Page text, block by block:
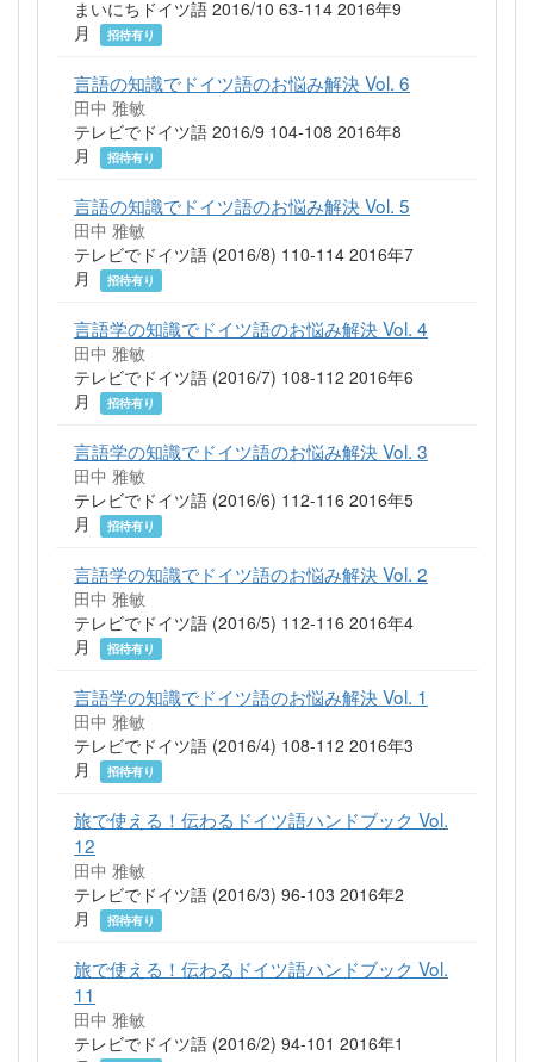
まいにちドイツ語 2016/10 63-114 2016年9
月
招待有り
言語の知識でドイツ語のお悩み解決 Vol. 6
田中 雅敏
テレビでドイツ語 2016/9 104-108 2016年8
月
招待有り
言語の知識でドイツ語のお悩み解決 Vol. 5
田中 雅敏
テレビでドイツ語 (2016/8) 110-114 2016年7
月
招待有り
言語学の知識でドイツ語のお悩み解決 Vol. 4
田中 雅敏
テレビでドイツ語 (2016/7) 108-112 2016年6
月
招待有り
言語学の知識でドイツ語のお悩み解決 Vol. 3
田中 雅敏
テレビでドイツ語 (2016/6) 112-116 2016年5
月
招待有り
言語学の知識でドイツ語のお悩み解決 Vol. 2
田中 雅敏
テレビでドイツ語 (2016/5) 112-116 2016年4
月
招待有り
言語学の知識でドイツ語のお悩み解決 Vol. 1
田中 雅敏
テレビでドイツ語 (2016/4) 108-112 2016年3
月
招待有り
旅で使える！伝わるドイツ語ハンドブック Vol.
12
田中 雅敏
テレビでドイツ語 (2016/3) 96-103 2016年2
月
招待有り
旅で使える！伝わるドイツ語ハンドブック Vol.
11
田中 雅敏
テレビでドイツ語 (2016/2) 94-101 2016年1